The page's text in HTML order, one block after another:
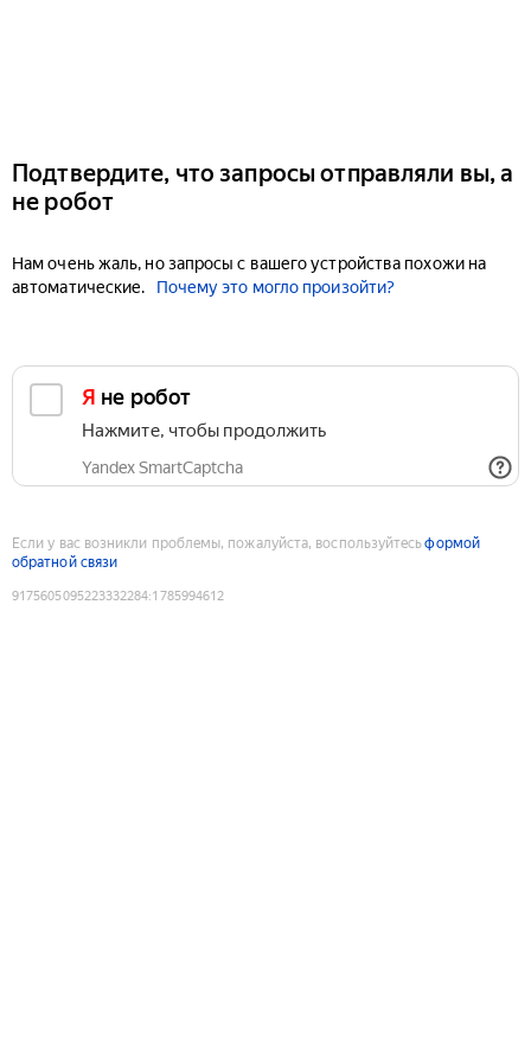
Подтвердите, что запросы отправляли вы, а
не робот
Нам очень жаль, но запросы с вашего устройства похожи на
автоматические.
Почему это могло произойти?
Я не робот
Нажмите, чтобы продолжить
Yandex SmartCaptcha
Если у вас возникли проблемы, пожалуйста, воспользуйтесьформой
обратной связи
9175605095223332284:1785994612